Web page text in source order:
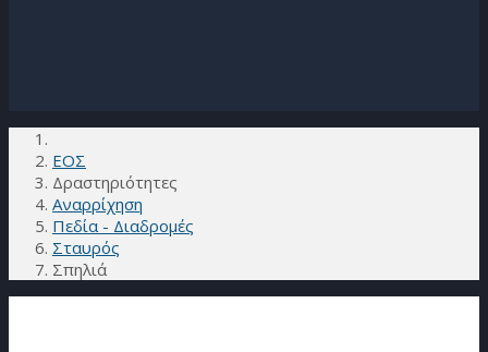
ΕΟΣ
Δραστηριότητες
Αναρρίχηση
Πεδία - Διαδρομές
Σταυρός
Σπηλιά